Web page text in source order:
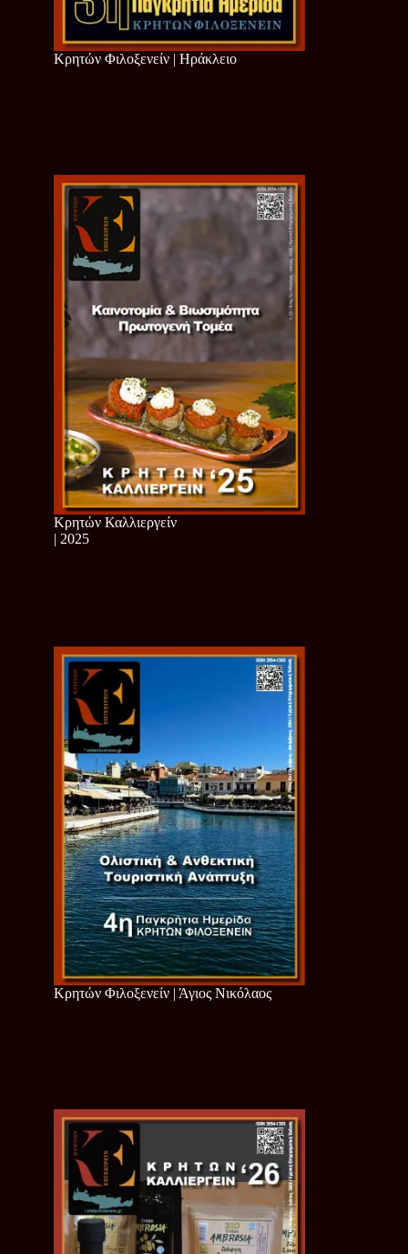
Κρητών Φιλοξενείν | Ηράκλειο
Κρητών Καλλιεργείν
| 2025
Κρητών Φιλοξενείν | Άγιος Νικόλαος